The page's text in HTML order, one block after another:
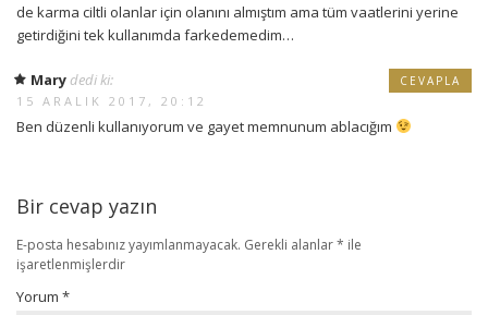
de karma ciltli olanlar için olanını almıştım ama tüm vaatlerini yerine
getirdiğini tek kullanımda farkedemedim…
Mary dedi ki:
15 ARALIK 2017, 20:12
Ben düzenli kullanıyorum ve gayet memnunum ablacığım
CEVAPLA
Bir cevap yazın
E-posta hesabınız yayımlanmayacak. Gerekli alanlar* ile
işaretlenmişlerdir
Yorum *